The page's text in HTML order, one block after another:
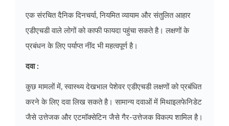
एक संरचित दैनिक दिनचर्या, नियमित व्यायाम और संतुलित आहार
एडीएचडी वाले लोगों को काफी फायदा पहुंचा सकते है। लक्षणों के
प्रबंधन के लिए पर्याप्त नींद भी महत्वपूर्ण है।
दवा :
कुछ मामलों में, स्वास्थ्य देखभाल पेशेवर एडीएचडी लक्षणों को प्रबंधित
करने के लिए दवा लिख सकते है। सामान्य दवाओं में मिथाइलफेनिडेट
जैसे उत्तेजक और एटमॉक्सेटिन जैसे गैर-उत्तेजक विकल्प शामिल है।